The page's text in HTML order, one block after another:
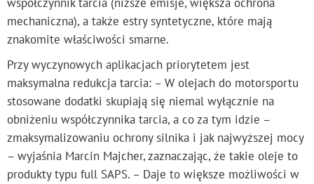
mechaniczna), a także estry syntetyczne, które mają
znakomite właściwości smarne.
Przy wyczynowych aplikacjach priorytetem jest
maksymalna redukcja tarcia: – W olejach do motorsportu
stosowane dodatki skupiają się niemal wyłącznie na
obniżeniu współczynnika tarcia, a co za tym idzie –
zmaksymalizowaniu ochrony silnika i jak najwyższej mocy
– wyjaśnia Marcin Majcher, zaznaczając, że takie oleje to
produkty typu full SAPS. – Daje to większe możliwości w